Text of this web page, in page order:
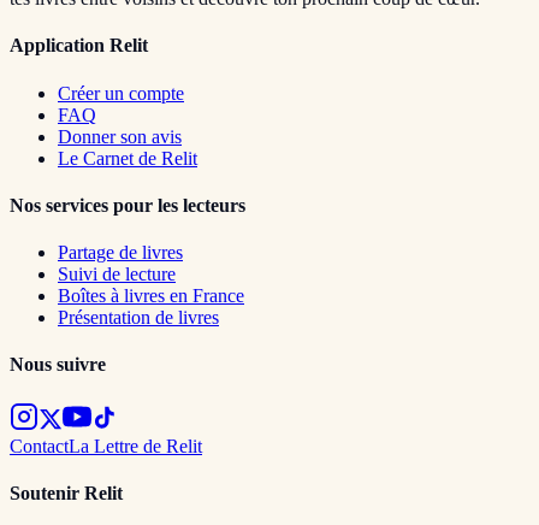
Application Relit
Créer un compte
FAQ
Donner son avis
Le Carnet de Relit
Nos services pour les lecteurs
Partage de livres
Suivi de lecture
Boîtes à livres en France
Présentation de livres
Nous suivre
ContactLa Lettre de Relit
Soutenir Relit